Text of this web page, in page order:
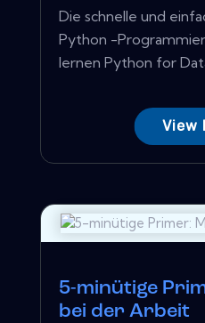
Die schnelle und
Python -
lernen Python for
View
5-minütige
bei der Arbeit